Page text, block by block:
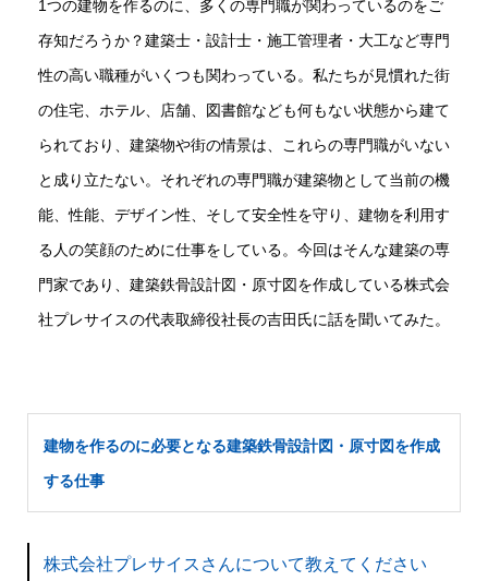
1つの建物を作るのに、多くの専門職が関わっているのをご
存知だろうか？建築士・設計士・施工管理者・大工など専門
性の高い職種がいくつも関わっている。私たちが見慣れた街
の住宅、ホテル、店舗、図書館なども何もない状態から建て
られており、建築物や街の情景は、これらの専門職がいない
と成り立たない。それぞれの専門職が建築物として当前の機
能、性能、デザイン性、そして安全性を守り、建物を利用す
る人の笑顔のために仕事をしている。今回はそんな建築の専
門家であり、建築鉄骨設計図・原寸図を作成している株式会
社プレサイスの代表取締役社長の吉田氏に話を聞いてみた。
建物を作るのに必要となる建築鉄骨設計図・原寸図を作成
する仕事
株式会社プレサイスさんについて教えてください